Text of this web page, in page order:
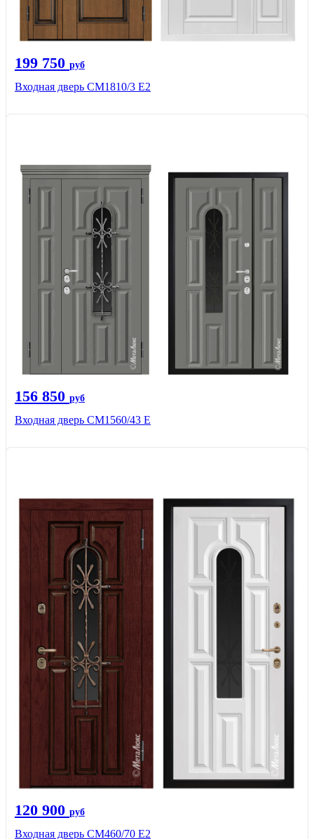
199 750 руб
Входная дверь СМ1810/3 Е2
156 850 руб
Входная дверь СМ1560/43 Е
120 900 руб
Входная дверь СМ460/70 Е2